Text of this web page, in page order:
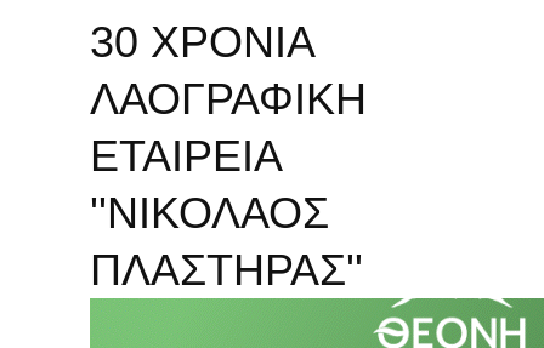
30 ΧΡΟΝΙΑ
ΛΑΟΓΡΑΦΙΚΗ
ΕΤΑΙΡΕΙΑ
''ΝΙΚΟΛΑΟΣ
ΠΛΑΣΤΗΡΑΣ''